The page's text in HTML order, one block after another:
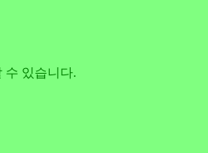
수 있습니다.